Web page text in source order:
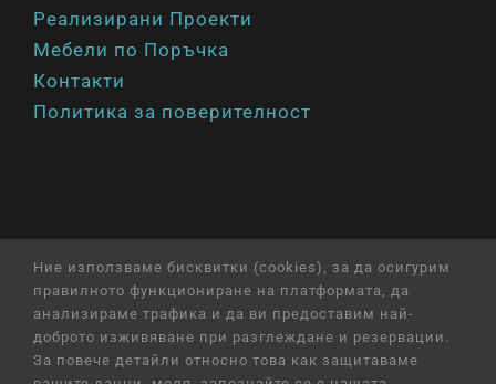
Реализирани Проекти
Мебели по Поръчка
Контакти
Политика за поверителност
© Copyright 2026 | Rights Reserved
SEO Online Creations Ltd
Ние използваме бисквитки (cookies), за да осигурим
правилното функциониране на платформата, да
анализираме трафика и да ви предоставим най-
доброто изживяване при разглеждане и резервации.
За повече детайли относно това как защитаваме